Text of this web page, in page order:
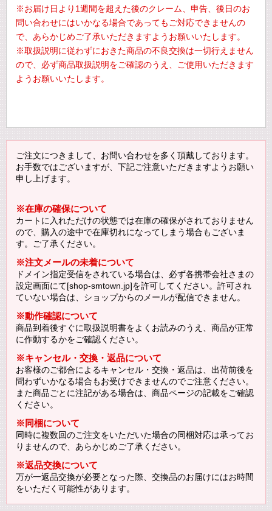
※お届け日より1週間を超えた後のクレーム、申告、後日のお
問い合わせにはいかなる場合であってもご対応できませんの
で、あらかじめご了承いただきますようお願いいたします。
※取扱説明に従わずにおきた商品の不良交換は一切行えません
ので、必ず商品取扱説明をご確認のうえ、ご使用いただきます
ようお願いいたします。
ご注文につきまして、お問い合わせを多く頂戴しております。
お手数ではございますが、下記ご注意いただきますようお願い
申し上げます。
※在庫の確保について
カートに入れただけの状態では在庫の確保がされておりません
ので、購入の途中で在庫切れになってしまう場合もございま
す。ご了承ください。
※注文メールの未着について
ドメイン指定受信をされている場合は、必ず各携帯会社さまの
設定画面にて[shop-smtown.jp]を許可してください。許可され
ていない場合は、ショップからのメールが配信できません。
※動作確認について
商品到着後すぐに取扱説明書をよくお読みのうえ、商品が正常
に作動するかをご確認ください。
※キャンセル・交換・返品について
お客様のご都合によるキャンセル・交換・返品は、出荷前後を
問わずいかなる場合もお受けできませんのでご注意ください。
また商品ごとに注記がある場合は、商品ページの記載をご確認
ください。
※同梱について
同時に複数回のご注文をいただいた場合の同梱対応は承ってお
りませんので、あらかじめご了承ください。
※返品交換について
万が一返品交換が必要となった際、交換品のお届けにはお時間
をいただく可能性があります。